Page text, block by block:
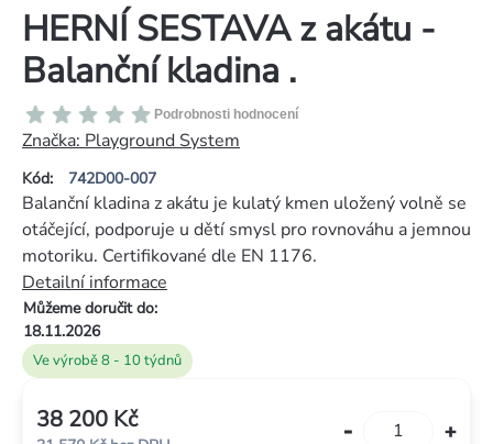
HERNÍ SESTAVA z akátu -
Balanční kladina .
Kód: 742D00-007
Průměrné
hodnocení
produktu
je
0,0
5
hvězdiček.
Podrobnosti hodnocení
Značka: Playground System
Ve výrobě 8 - 10 týdnů
Můžeme doručit do:
18.11.2026
Balanční kladina z akátu je kulatý kmen uložený volně se
otáčející, podporuje u dětí smysl pro rovnováhu a jemnou
motoriku. Certifikované dle EN 1176.
Detailní informace
38 200 Kč